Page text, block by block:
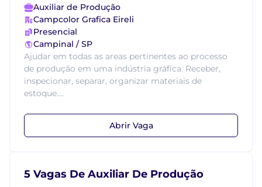
Auxiliar de Produção
Campcolor Grafica Eireli
Presencial
Campinal / SP
Ajudar em todas as areas pertinentes ao processo
de produção em uma indústria gráfica. Receber,
inspecionar, separar, organizar materiais de
estoque....
Abrir Vaga
5 Vagas De Auxiliar De Produção